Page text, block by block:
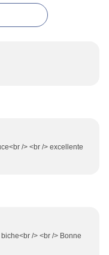
/> <br /> excellente
/> <br /> Bonne